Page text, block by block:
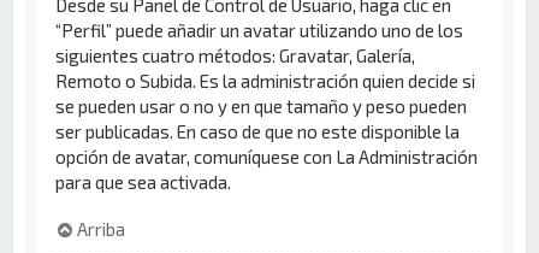
Desde su Panel de Control de Usuario, haga clic en
“Perfil” puede añadir un avatar utilizando uno de los
siguientes cuatro métodos: Gravatar, Galería,
Remoto o Subida. Es la administración quien decide si
se pueden usar o no y en que tamaño y peso pueden
ser publicadas. En caso de que no este disponible la
opción de avatar, comuníquese con La Administración
para que sea activada.
Arriba